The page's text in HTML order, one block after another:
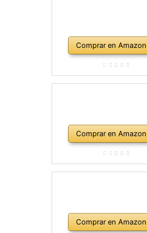
Comprar en Amazon
Comprar en Amazon
Comprar en Amazon